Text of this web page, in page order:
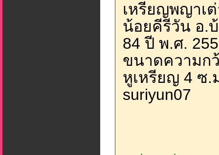
เหรียญพญาเ
น้อยคีรีวัน อ.
84 ปี พ.ศ.
ขนาดความก
หูเหรียญ 4 ซ.
suriyun07